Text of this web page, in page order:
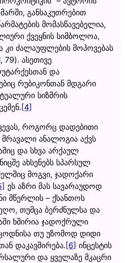
განსაკუთრებით
მომასწავებელია,
ქვეყნის სიმბოლოა,
ძალაუფლების მოპოვებას
79). ასეთივე
და
რუბიკონთან მდგარი
სიზმრის
[4]
როგორც დადებითი
ანალოგია აქვს
და სხვა არქაულ
ახსენებს სპარსულ
მოგვი, ჯადოქარი
ეს აზრი მას სავარაუდოდ
მწერლის – ქსანთოს
თუმცა ბერძნულსა და
ხშირია ჯადოქრული
თუ უზომოდ დიდი
დაკავშირება.[6] ინცესტის
და ყველაზე მკაცრი